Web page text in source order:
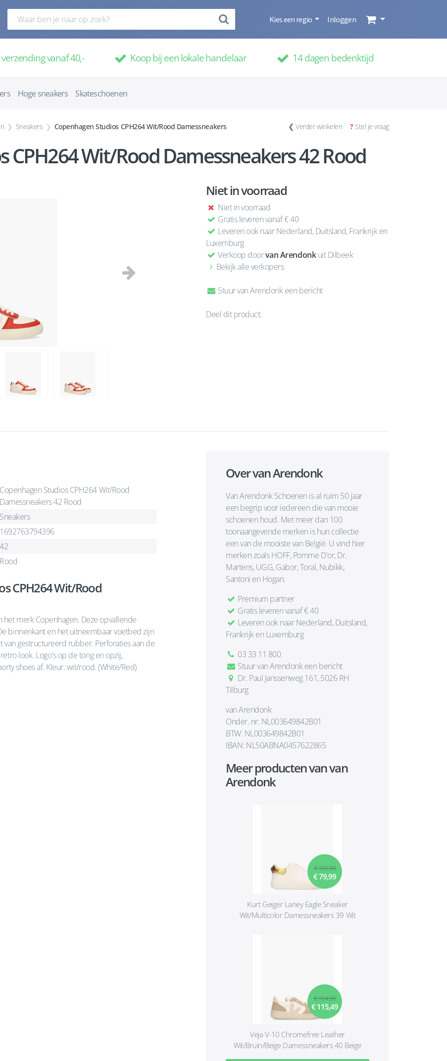
Kies een regio Inloggen
vanaf 40,- Koop bij een lokale handelaar 14 dagen bedenktijd
Hoge sneakers Skateschoenen
Sneakers Copenhagen Studios CPH264 Wit/Rood Damessneakers ❮ Verder winkelen ? Stel je vraag
CPH264 Wit/Rood Damessneakers 42 Rood
Volgende
Niet in voorraad
Niet in voorraad
Gratis leveren vanaf € 40
Leveren ook naar Nederland, Duitsland, Frankrijk en
Luxemburg
Verkoop doorvan Arendonkuit Dilbeek
Bekijk alle verkopers
Stuur van Arendonk een bericht
Deel dit product:
Copenhagen Studios CPH264 Wit/Rood
Damessneakers 42 Rood
Sneakers
1692763794396
42
Rood
CPH264 Wit/Rood
het merk Copenhagen. Deze opvallende
binnenkant en het uitneembaar voetbed zijn
van gestructureerd rubber. Perforaties aan de
look. Logo's op de tong en opzij,
shoes af. Kleur: wit/rood. (White/Red)
Over van Arendonk
Van Arendonk Schoenen is al ruim 50 jaar
een begrip voor iedereen die van mooie
schoenen houd. Met meer dan 100
toonaangevende merken is hun collectie
een van de mooiste van België. U vind hier
merken zoals HOFF, Pomme D'or, Dr.
Martens, UGG, Gabor, Toral, Nubikk,
Santoni en Hogan.
Premium partner
Gratis leveren vanaf € 40
Leveren ook naar Nederland, Duitsland,
Frankrijk en Luxemburg
03 33 11 800
Stuur van Arendonk een bericht
Dr. Paul Janssenweg 161, 5026 RH
Tilburg
van Arendonk
Onder. nr: NL003649842B01
BTW: NL003649842B01
IBAN: NL50ABNA0457622865
Meer producten van van
Arendonk
€ 159,99
€ 79,99
Kurt Geiger Laney Eagle Sneaker
Wit/Multicolor Damessneakers 39 Wit
€ 164,99
€ 115,49
Veja V-10 Chromefree Leather
Wit/Bruin/Beige Damessneakers 40 Beige